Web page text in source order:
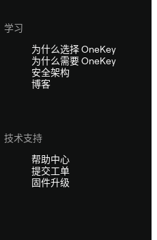
学习
为什么选择 OneKey
为什么需要 OneKey
安全架构
博客
技术支持
帮助中心
提交工单
固件升级